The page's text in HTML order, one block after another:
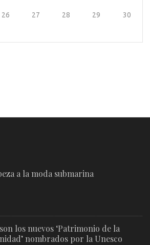
26 27 28 29 30
a la moda submarina
los nuevos ‘Patrimonio de la
nombrados por la Unesco